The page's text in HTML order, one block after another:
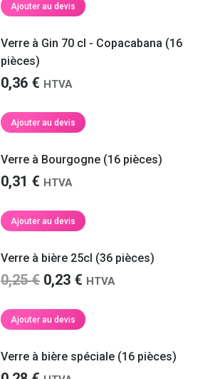
Ajouter au devis
Verre à Gin 70 cl - Copacabana (16
pièces)
0,36 € HTVA
Ajouter au devis
Verre à Bourgogne (16 pièces)
0,31 € HTVA
Ajouter au devis
Verre à bière 25cl (36 pièces)
0,25€ Le
initial
0,25 €.
0,23 € Le
actuel
0,23 €.
HTVA
Ajouter au devis
Verre à bière spéciale (16 pièces)